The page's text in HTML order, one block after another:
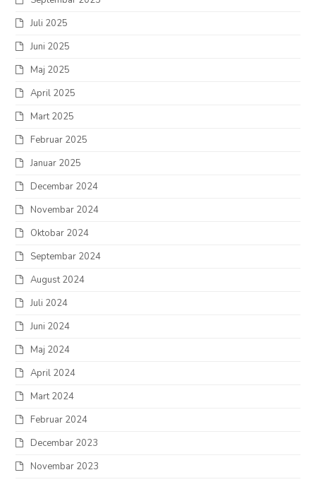
Juli 2025
Juni 2025
Maj 2025
April 2025
Mart 2025
Februar 2025
Januar 2025
Decembar 2024
Novembar 2024
Oktobar 2024
Septembar 2024
August 2024
Juli 2024
Juni 2024
Maj 2024
April 2024
Mart 2024
Februar 2024
Decembar 2023
Novembar 2023